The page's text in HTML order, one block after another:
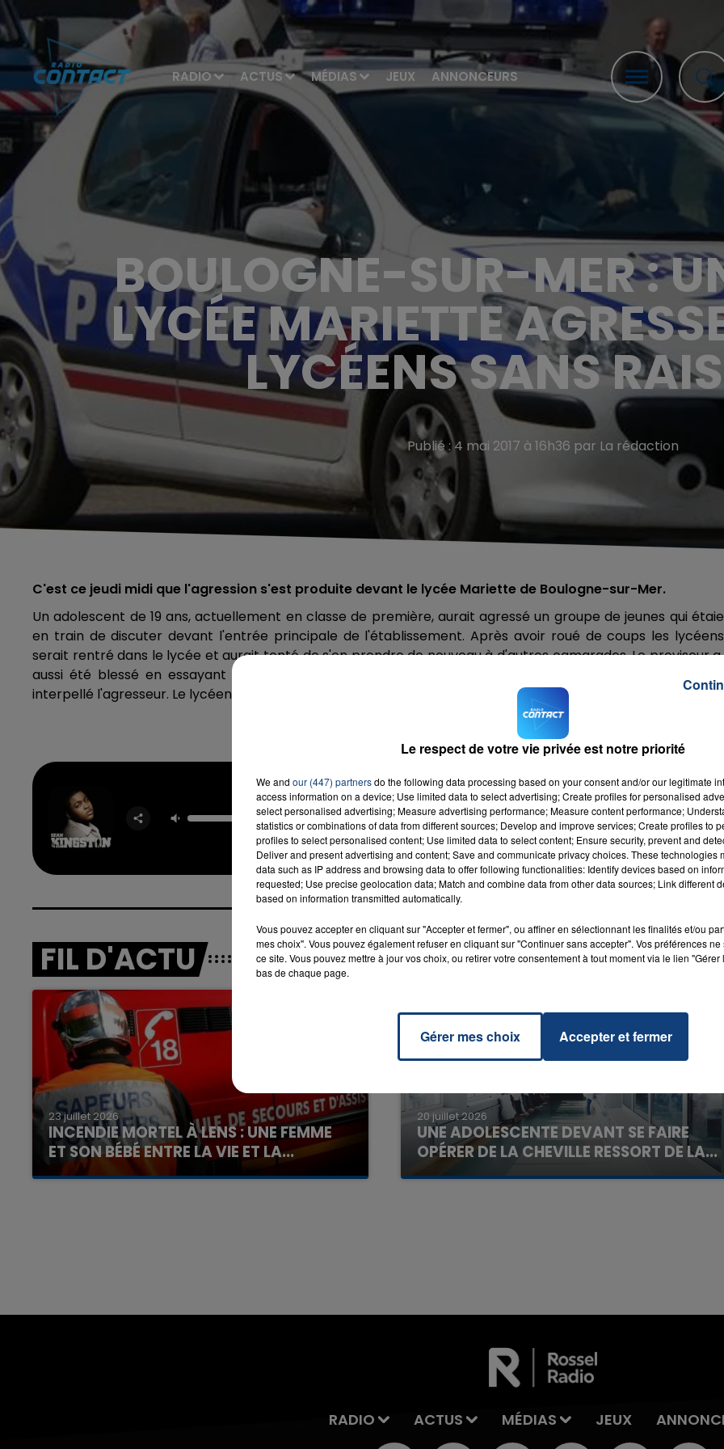
RADIO ACTUS MÉDIAS JEUX ANNONCEURS
BOULOGNE-SUR-MER :
LYCÉE MARIETTE
LYCÉENS SANS
Publié : 4 mai 2017 à 16h36 par La rédaction
C'est ce jeudi midi que l'agression s'est produite devant le lycée Mariette de Boulogne-sur-Mer.
Un adolescent de 19 ans, actuellement en classe de première, aurait agressé un groupe de jeunes qui
en train de discuter devant l'entrée principale de l'établissement. Après avoir roué de coups les
serait rentré dans le lycée et aurait tenté de s'en prendre de nouveau à d'autres camarades. Le proviseur a
aussi été blessé en essayant de mettre fin aux agressions. Les forces de l'ordre sont intervenues et
interpellé l'agresseur. Le lycéen a été placé en garde à vue.
Beautiful Girl
SEAN
KINGSTON
RADIO CONTACT
FIL D'ACTU
23 juillet 2026
INCENDIE MORTEL À LENS : UNE FEMME
ET SON BÉBÉ ENTRE LA VIE ET LA...
Un homme s'est immolé par le feu après avoir
20 juillet 2026
UNE ADOLESCENTE DEVANT SE FAIRE
OPÉRER DE LA CHEVILLE RESSORT DE LA...
La famille a porté plainte contre la clinique qui a
RADIO ACTUS MÉDIAS JEUX
Le respect de votre vie privée est notre priorité
We and our (447) partnersdo the following data processing based on your consent and/or our legitimate
access information on a device; Use limited data to select advertising; Create profiles for personalised
select personalised advertising; Measure advertising performance; Measure content performance;
statistics or combinations of data from different sources; Develop and improve services; Create profiles to
profiles to select personalised content; Use limited data to select content; Ensure security, prevent and
Deliver and present advertising and content; Save and communicate privacy choices. These technologies
data such as IP address and browsing data to offer following functionalities: Identify devices based on
requested; Use precise geolocation data; Match and combine data from other data sources; Link different
based on information transmitted automatically.
Vous pouvez accepter en cliquant sur "Accepter et fermer", ou affiner en sélectionnant les finalités et/ou
mes choix". Vous pouvez également refuser en cliquant sur "Continuer sans accepter". Vos préférences
ce site. Vous pouvez mettre à jour vos choix, ou retirer votre consentement à tout moment via le lien
bas de chaque page.
Gérer mes choix Accepter et fermer